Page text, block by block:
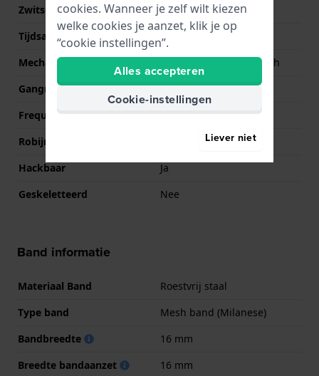
Zwitsers uurwerk
Nee
Tijdsaanduiding
Analoog
Mechanisme
Mechanisch automatisch
Gangreserve
42
Frequentie
21600
Robijnen
Hackbaar
Ja
Geskeletteerd
Nee
Band informatie
Materiaal Band
Roestvrij staal
Type band
Mesh band (Milanese)
Bandbreedte
16 mm
Breedte bandaanzet
16 mm
cookies. Wanneer je zelf wilt kiezen
welke cookies je aanzet, klik je op
“cookie instellingen”.
Alles accepteren
Cookie-instellingen
Liever niet